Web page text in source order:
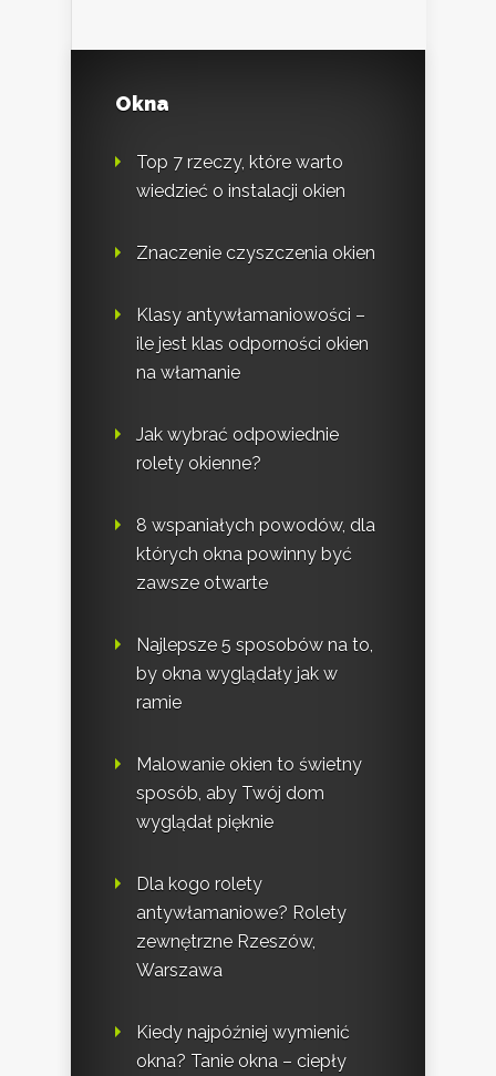
Okna
Top 7 rzeczy, które warto
wiedzieć o instalacji okien
Znaczenie czyszczenia okien
Klasy antywłamaniowości –
ile jest klas odporności okien
na włamanie
Jak wybrać odpowiednie
rolety okienne?
8 wspaniałych powodów, dla
których okna powinny być
zawsze otwarte
Najlepsze 5 sposobów na to,
by okna wyglądały jak w
ramie
Malowanie okien to świetny
sposób, aby Twój dom
wyglądał pięknie
Dla kogo rolety
antywłamaniowe? Rolety
zewnętrzne Rzeszów,
Warszawa
Kiedy najpóźniej wymienić
okna? Tanie okna – ciepły